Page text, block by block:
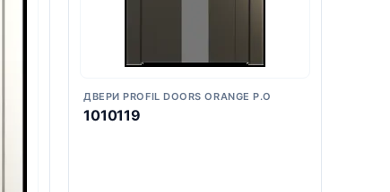
ДВЕРИ PROFIL DOORS ORANGE P.O
1010119